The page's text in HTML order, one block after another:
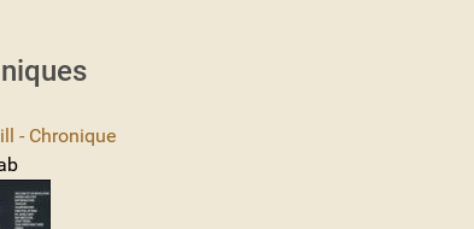
- Chronique